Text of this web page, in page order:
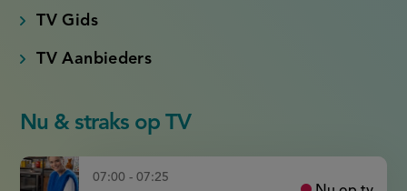
TV Gids
TV Aanbieders
Nu & straks op TV
07:00 - 07:25